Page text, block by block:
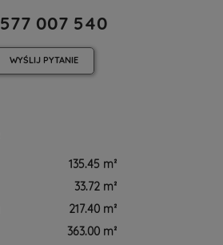
577 007 540
WYŚLIJ PYTANIE
135.45 m²
33.72 m²
217.40 m²
363.00 m²